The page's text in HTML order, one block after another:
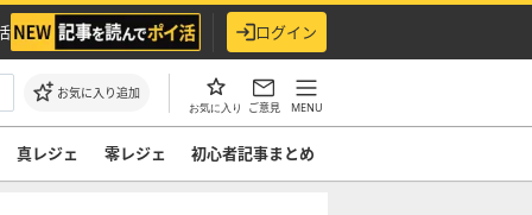
ログイン
お気に入り追加
お気に入り ご意見 MENU
真レジェ 零レジェ 初心者記事まとめ